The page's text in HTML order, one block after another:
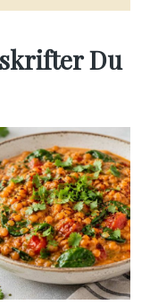
Du